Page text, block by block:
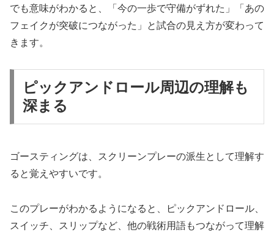
でも意味がわかると、「今の一歩で守備がずれた」「あの
フェイクが突破につながった」と試合の見え方が変わって
きます。
ピックアンドロール周辺の理解も
深まる
ゴースティングは、スクリーンプレーの派生として理解す
ると覚えやすいです。
このプレーがわかるようになると、ピックアンドロール、
スイッチ、スリップなど、他の戦術用語もつながって理解